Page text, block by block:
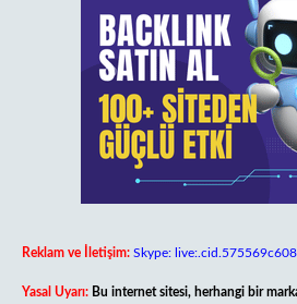
Reklam ve İletişim: Skype:
Yasal Uyarı: Bu internet sitesi, herhangi bir